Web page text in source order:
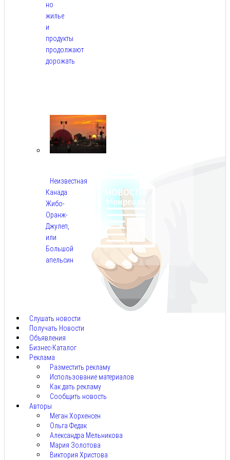
но
жилье
и
продукты
продолжают
дорожать
Неизвестная
Канада:
Жибо-
Оранж-
Джулеп,
или
Большой
апельсин
Слушать новости
Получать Новости
Объявления
Бизнес-Каталог
Реклама
Разместить рекламу
Использование материалов
Как дать рекламу
Сообщить новость
Авторы
Меган Хорхенсен
Ольга Федак
Александра Мельникова
Мария Золотова
Виктория Христова